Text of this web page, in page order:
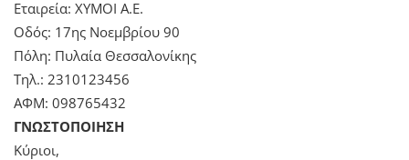
Εταιρεία: ΧΥΜΟΙ Α.Ε.
Οδός: 17ης Νοεμβρίου 90
Πόλη: Πυλαία Θεσσαλονίκης
Τηλ.: 2310123456
ΑΦΜ: 098765432
ΓΝΩΣΤΟΠΟΙΗΣΗ
Κύριοι,